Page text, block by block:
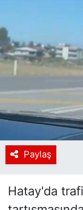
Paylaş
Hatay'da
Tanıtım